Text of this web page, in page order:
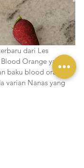
dari Les
Orange yang
baku blood orange
varian Nanas yang